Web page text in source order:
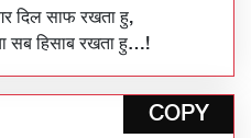
दिल साफ रखता हु,
सब हिसाब रखता हु…!
COPY